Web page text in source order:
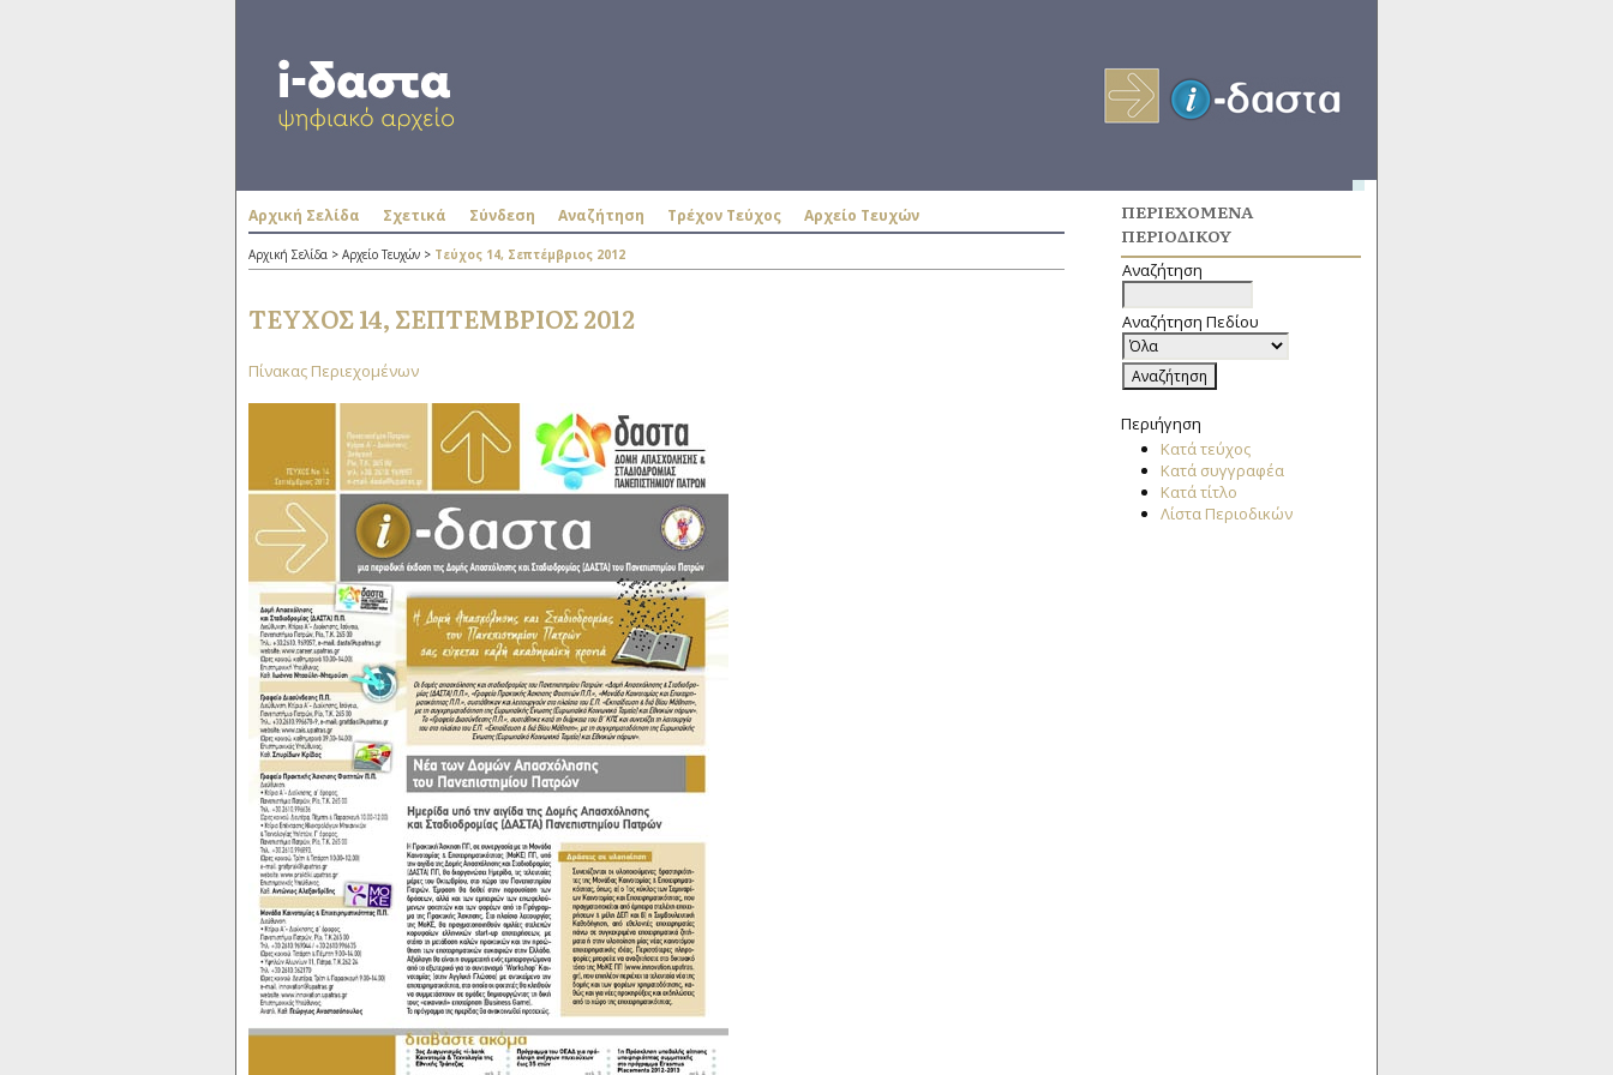
ΠΕΡΙΕΧΌΜΕΝΑ
ΠΕΡΙΟΔΙΚΟΎ
Αναζήτηση
Αναζήτηση Πεδίου
Περιήγηση
Κατά τεύχος
Κατά συγγραφέα
Κατά τίτλο
Λίστα Περιοδικών
Αρχική Σελίδα Σχετικά Σύνδεση Αναζήτηση Τρέχον Τεύχος Αρχείο Τευχών
Αρχική Σελίδα > Αρχείο Τευχών > Τεύχος 14, Σεπτέμβριος 2012
ΤΕΎΧΟΣ 14, ΣΕΠΤΈΜΒΡΙΟΣ 2012
Πίνακας Περιεχομένων